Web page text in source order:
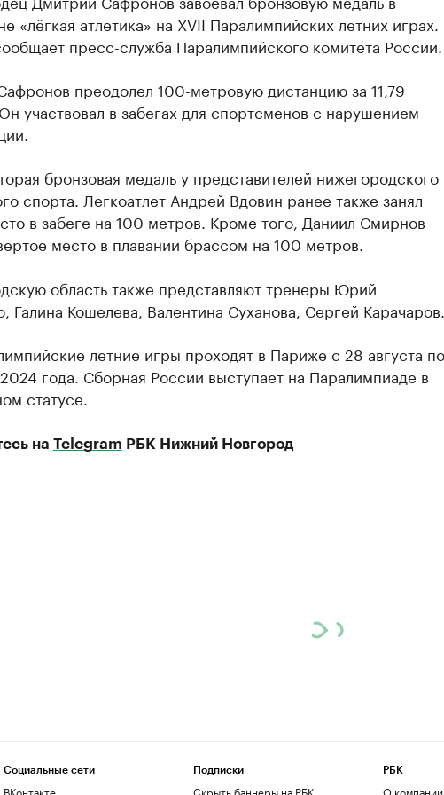
«лёгкая атлетика» на XVII Паралимпийских летних играх.
пресс-служба Паралимпийского комитета России.
преодолел 100-метровую дистанцию за 11,79
участвовал в забегах для спортсменов с нарушением
бронзовая медаль у представителей нижегородского
спорта. Легкоатлет Андрей Вдовин ранее также занял
в забеге на 100 метров. Кроме того, Даниил Смирнов
место в плавании брассом на 100 метров.
область также представляют тренеры Юрий
Галина Кошелева, Валентина Суханова, Сергей Карачаров.
летние игры проходят в Париже с 28 августа
года. Сборная России выступает на Паралимпиаде в
статусе.
на Telegram РБК Нижний Новгород
Социальные сети
ВКонтакте
Подписки
Скрыть баннеры на РБК
РБК
О компании